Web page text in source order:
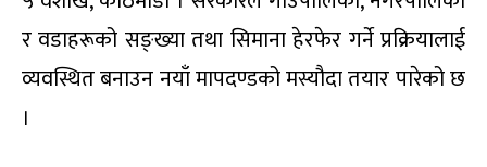
र वडाहरूको सङ्ख्या तथा सिमाना हेरफेर गर्ने प्रक्रियालाई
व्यवस्थित बनाउन नयाँ मापदण्डको मस्यौदा तयार पारेको छ
।